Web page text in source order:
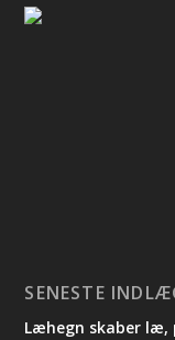
SENESTE
Læhegn skaber læ,